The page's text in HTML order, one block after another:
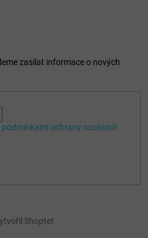
zasílat informace o nových
podmínkami ochrany osobních
Shoptet